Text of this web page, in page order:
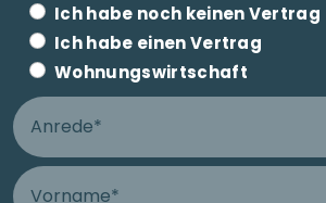
Ich habe noch keinen Vertrag
Ich habe einen Vertrag
Wohnungswirtschaft
Anrede
Vorname